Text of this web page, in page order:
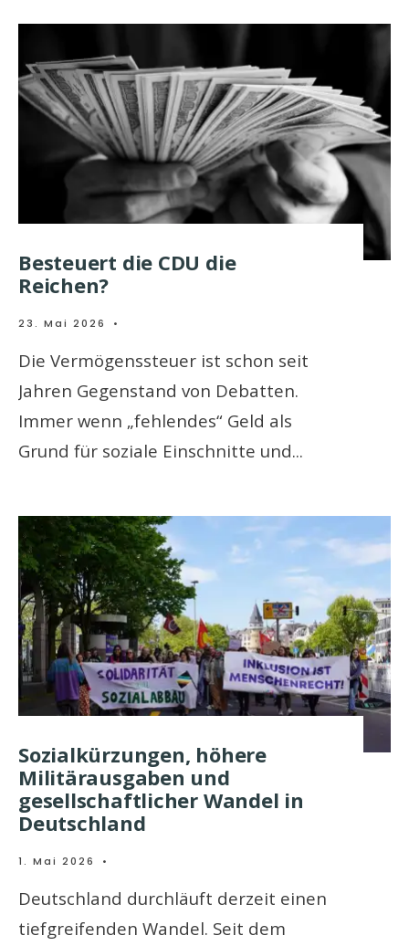
Besteuert die CDU die
Reichen?
23. Mai 2026 •
Die Vermögenssteuer ist schon seit
Jahren Gegenstand von Debatten.
Immer wenn „fehlendes“ Geld als
Grund für soziale Einschnitte und...
Sozialkürzungen, höhere
Militärausgaben und
gesellschaftlicher Wandel in
Deutschland
1. Mai 2026 •
Deutschland durchläuft derzeit einen
tiefgreifenden Wandel. Seit dem